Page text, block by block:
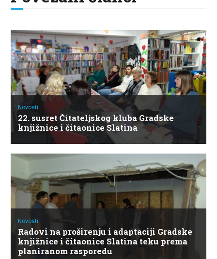
Novosti
22. susret Čitateljskog kluba Gradske
knjižnice i čitaonice Slatina
Novosti
Radovi na proširenju i adaptaciji Gradske
knjižnice i čitaonice Slatina teku prema
planiranom rasporedu